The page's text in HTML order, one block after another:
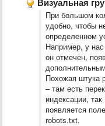
При большом
удобно, чтобы
определенном
Например, у
он отмечен,
Похожая штука
– там есть
индексации,
появляется
robots.txt.